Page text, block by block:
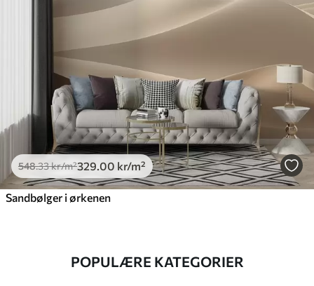
548.33kr/m²329 .00 kr/m²
Sandbølger i ørkenen
POPULÆRE KATEGORIER